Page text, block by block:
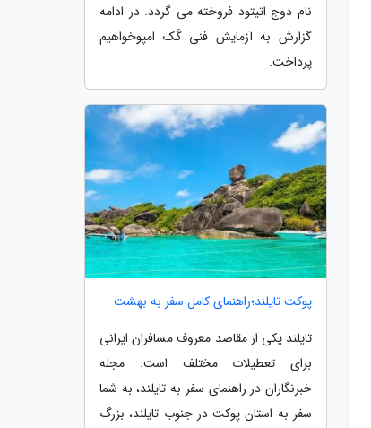
نام دوج اتیتود فروخته می گردد. در ادامه
گزارش به آزمایش فنی گَک امپوخواهیم
پرداخت.
پوکت تایلند؛راهنمای کامل سفر به بهشت
تایلند یکی از مقاصد معروف مسافران ایرانی
برای تعطیلات مختلف است. مجله
خبرنگاران در راهنمای سفر به تایلند، به شما
سفر به استان پوکت در جنوب تایلند، بزرگ